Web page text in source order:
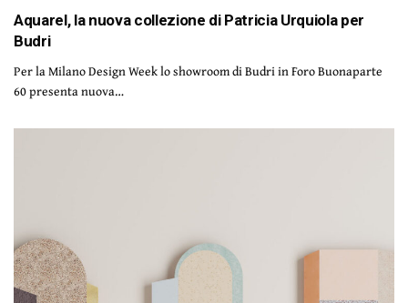
Aquarel, la nuova collezione di Patricia Urquiola per
Budri
Per la Milano Design Week lo showroom di Budri in Foro Buonaparte
60 presenta nuova…